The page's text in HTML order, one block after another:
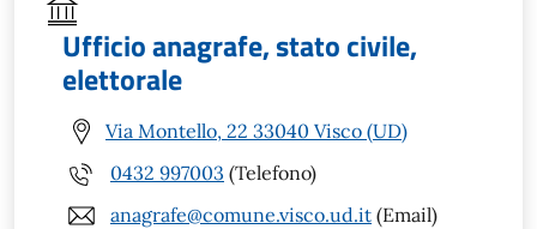
Ufficio anagrafe, stato civile,
elettorale
Via Montello, 22 33040 Visco (UD)
0432 997003 (Telefono)
anagrafe@comune.visco.ud.it (Email)